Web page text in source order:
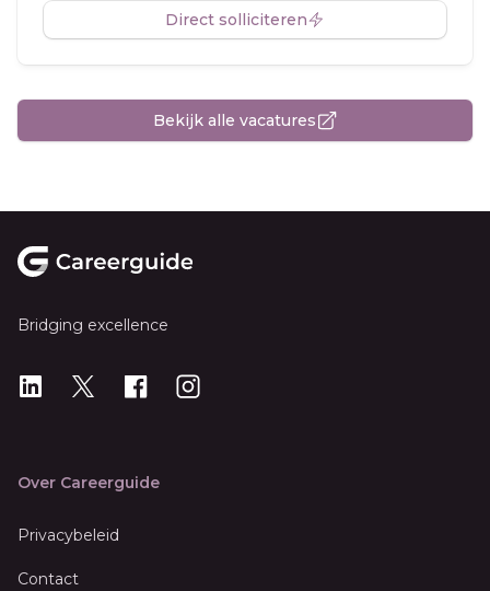
Direct solliciteren
Bekijk alle vacatures
Bridging excellence
LinkedIn
X Instagram
Over Careerguide
Privacybeleid
Contact